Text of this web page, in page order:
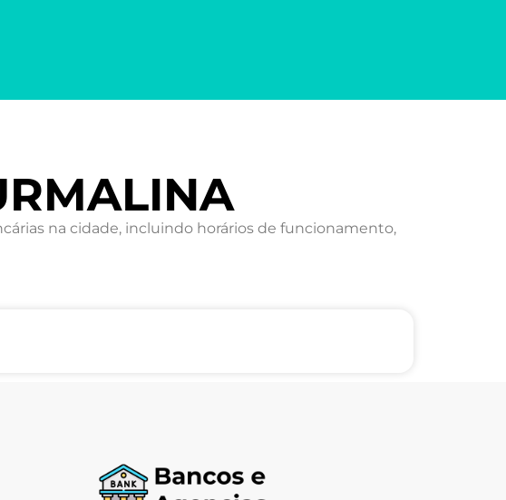
na cidade, incluindo horários de funcionamento,